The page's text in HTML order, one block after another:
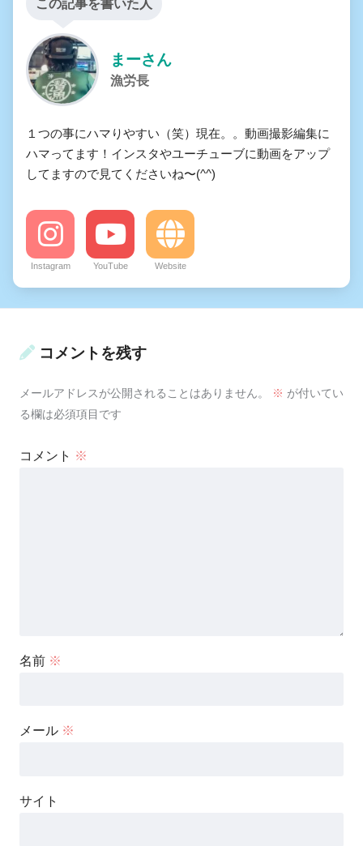
この記事を書いた人
まーさん
漁労長
１つの事にハマりやすい（笑）現在。。動画撮影編集に
ハマってます！インスタやユーチューブに動画をアップ
してますので見てくださいね〜(^^)
Instagram YouTube Website
コメントを残す
メールアドレスが公開されることはありません。 ※ が付いてい
る欄は必須項目です
コメント ※
名前 ※
メール ※
サイト